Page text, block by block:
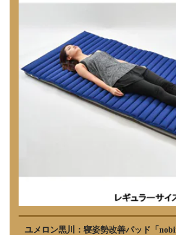
ユメロン黒川：寝姿勢改善パッド「